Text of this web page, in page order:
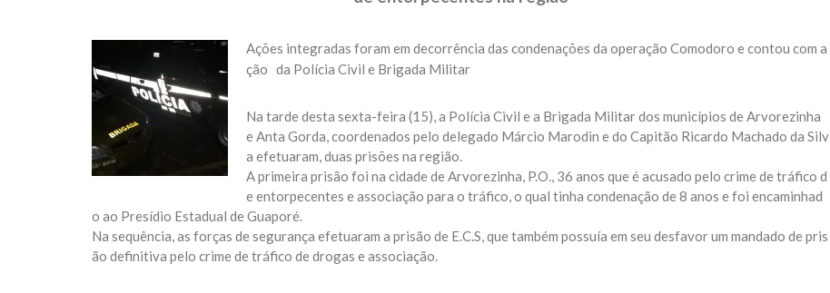
Ações integradas foram em decorrência das condenações da operação Comodoro e contou com a
ção da Polícia Civil e Brigada Militar
Na tarde desta sexta-feira (15), a Polícia Civil e a Brigada Militar dos municípios de Arvorezinha
e Anta Gorda, coordenados pelo delegado Márcio Marodin e do Capitão Ricardo Machado da Silv
a efetuaram, duas prisões na região.
A primeira prisão foi na cidade de Arvorezinha, P.O., 36 anos que é acusado pelo crime de tráfico d
e entorpecentes e associação para o tráfico, o qual tinha condenação de 8 anos e foi encaminhad
o ao Presídio Estadual de Guaporé.
Na sequência, as forças de segurança efetuaram a prisão de E.C.S, que também possuía em seu desfavor um mandado de pris
ão definitiva pelo crime de tráfico de drogas e associação.